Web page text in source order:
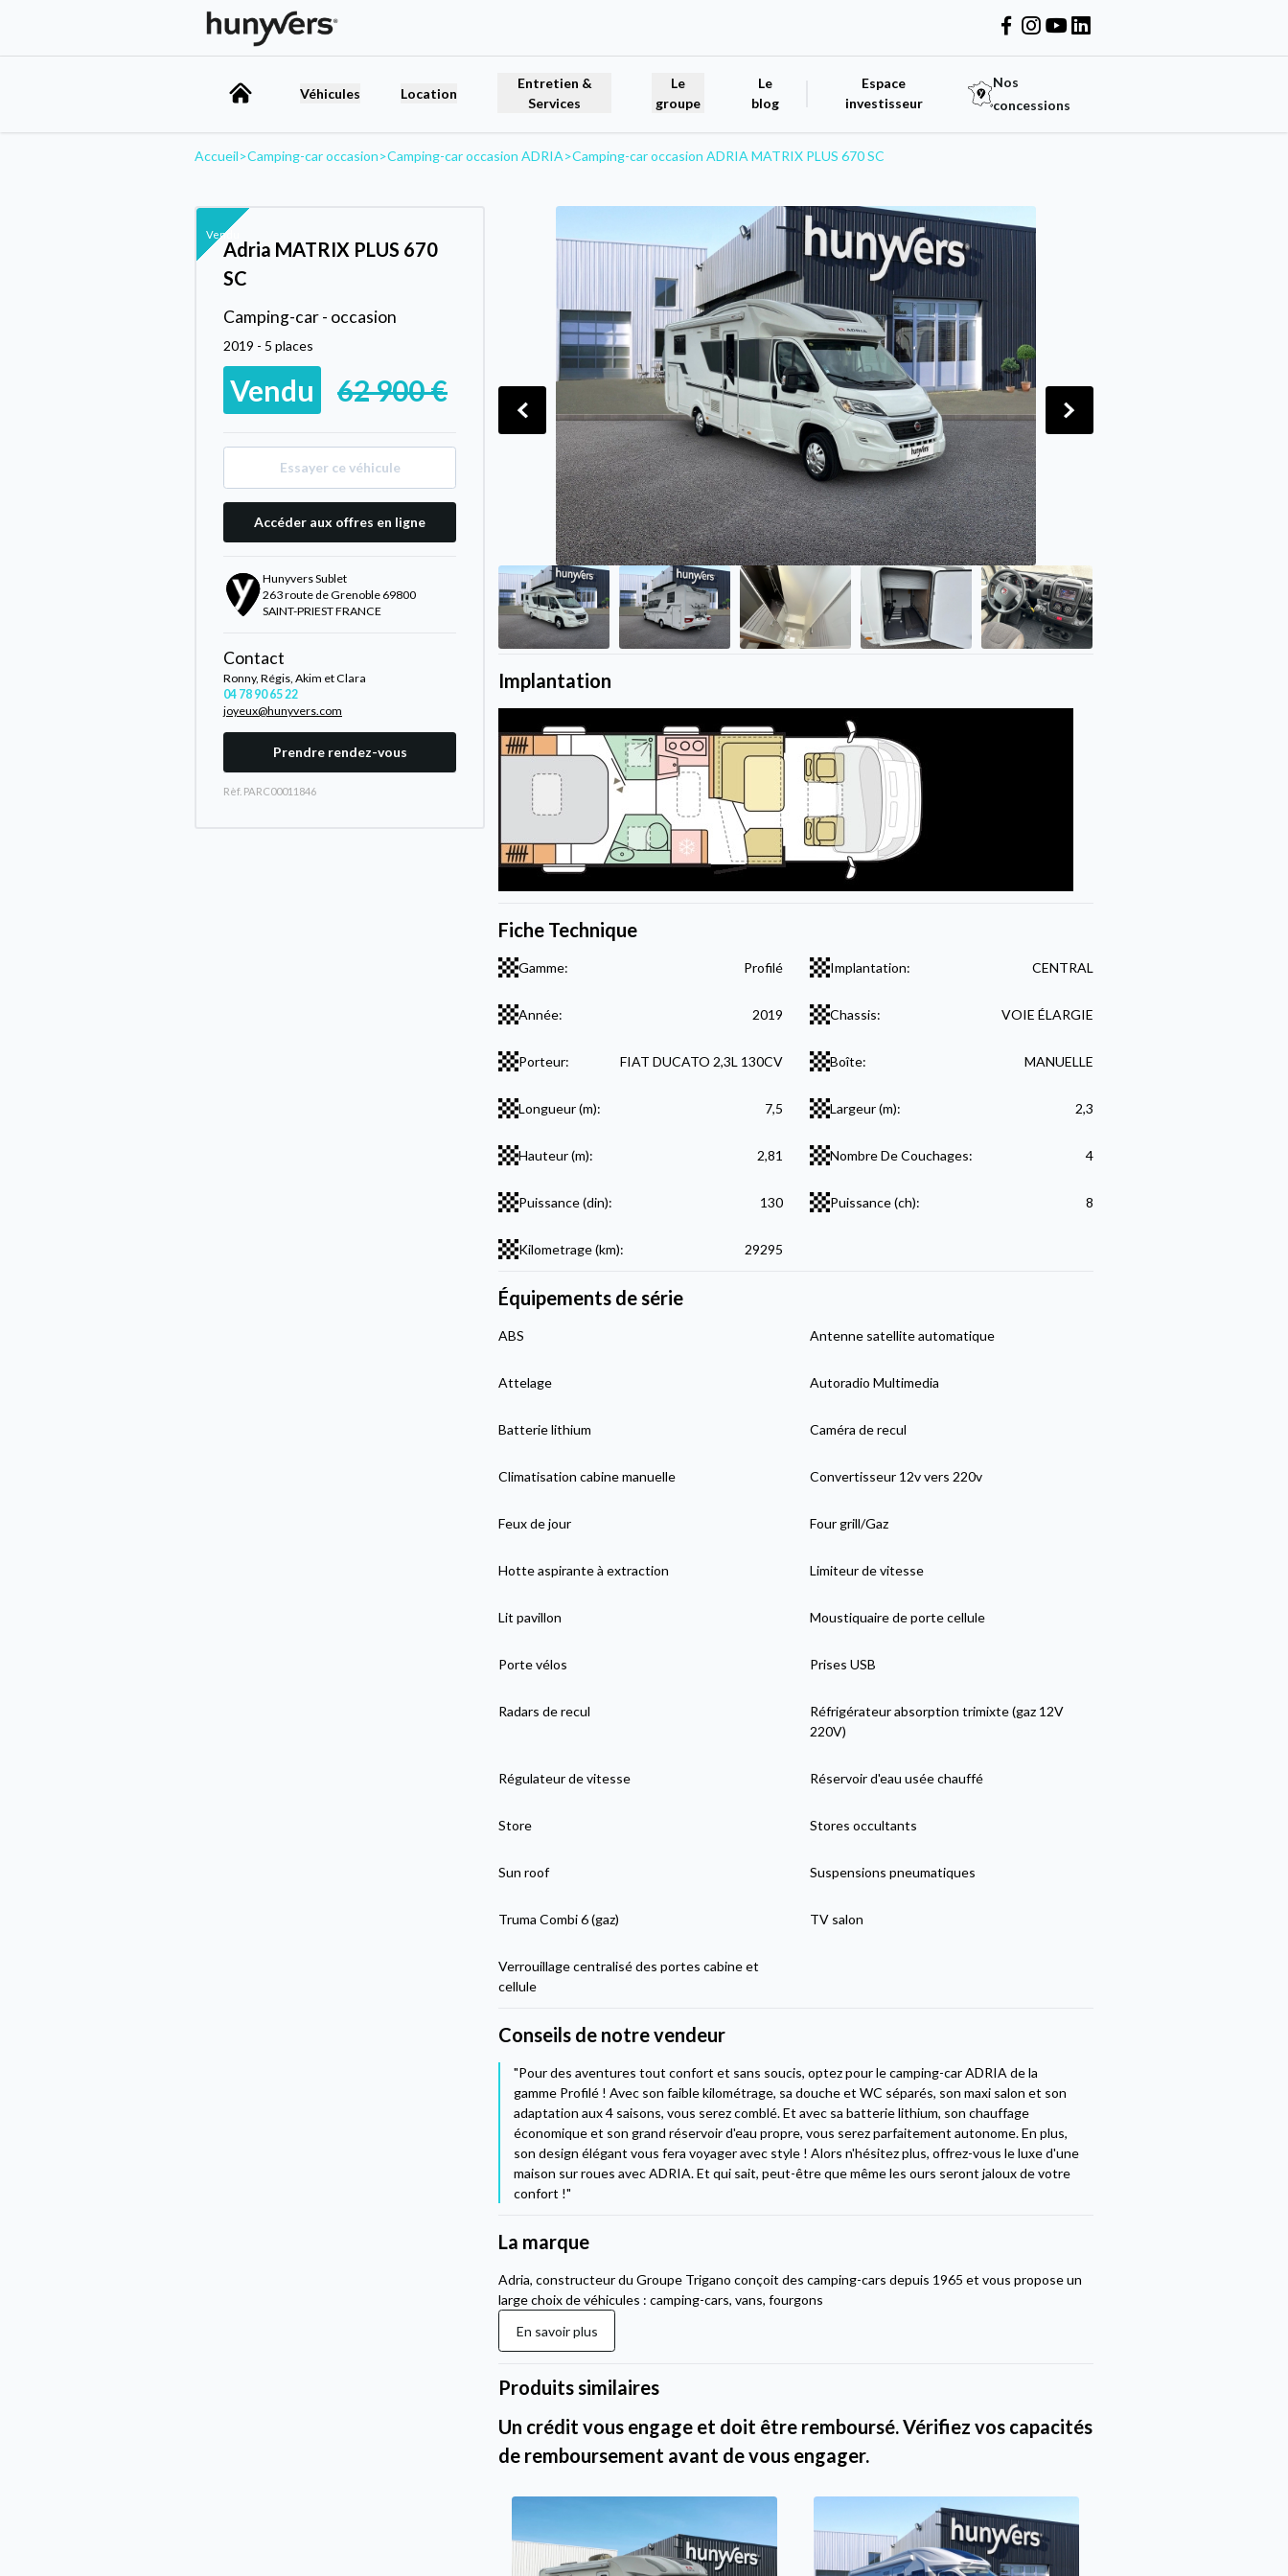
Véhicules Location
Entretien &
Services
Le
groupe
Le
blog
Espace
investisseur
Nos
concessions
Accueil>Camping-car occasion>Camping-car occasion ADRIA>Camping-car occasion ADRIA MATRIX PLUS 670 SC
Vendu
Adria MATRIX PLUS 670
SC
Camping-car - occasion
2019 - 5 places
Vendu 62 900 €
Essayer ce véhicule
Accéder aux offres en ligne
Hunyvers Sublet
263 route de Grenoble 69800
SAINT-PRIEST FRANCE
Contact
Ronny, Régis, Akim et Clara
04 78 90 65 22
joyeux@hunyvers.com
Prendre rendez-vous
Rèf. PARC00011846
Implantation
Fiche Technique
Gamme: Profilé Implantation: CENTRAL
Année: 2019 Chassis: VOIE ÉLARGIE
Porteur: FIAT DUCATO 2,3L 130CV Boîte: MANUELLE
Longueur (m): 7,5 Largeur (m): 2,3
Hauteur (m): 2,81 Nombre De Couchages: 4
Puissance (din): 130 Puissance (ch): 8
Kilometrage (km): 29295
Équipements de série
ABS Antenne satellite automatique
Attelage Autoradio Multimedia
Batterie lithium Caméra de recul
Climatisation cabine manuelle Convertisseur 12v vers 220v
Feux de jour Four grill/Gaz
Hotte aspirante à extraction Limiteur de vitesse
Lit pavillon Moustiquaire de porte cellule
Porte vélos Prises USB
Radars de recul
Réfrigérateur absorption trimixte (gaz 12V
220V)
Régulateur de vitesse Réservoir d'eau usée chauffé
Store Stores occultants
Sun roof Suspensions pneumatiques
Truma Combi 6 (gaz) TV salon
Verrouillage centralisé des portes cabine et
cellule
Conseils de notre vendeur
"Pour des aventures tout confort et sans soucis, optez pour le camping-car ADRIA de la
gamme Profilé ! Avec son faible kilométrage, sa douche et WC séparés, son maxi salon et son
adaptation aux 4 saisons, vous serez comblé. Et avec sa batterie lithium, son chauffage
économique et son grand réservoir d'eau propre, vous serez parfaitement autonome. En plus,
son design élégant vous fera voyager avec style ! Alors n'hésitez plus, offrez-vous le luxe d'une
maison sur roues avec ADRIA. Et qui sait, peut-être que même les ours seront jaloux de votre
confort !"
La marque
Adria, constructeur du Groupe Trigano conçoit des camping-cars depuis 1965 et vous propose un
large choix de véhicules : camping-cars, vans, fourgons
En savoir plus
Produits similaires
Un crédit vous engage et doit être remboursé. Vérifiez vos capacités
de remboursement avant de vous engager.